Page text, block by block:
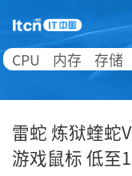
CPU 内存 存储
雷蛇 炼狱蝰蛇
游戏鼠标 低至